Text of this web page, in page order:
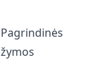
Pagrindinės
žymos